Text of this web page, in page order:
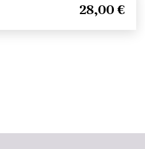
28,00 €